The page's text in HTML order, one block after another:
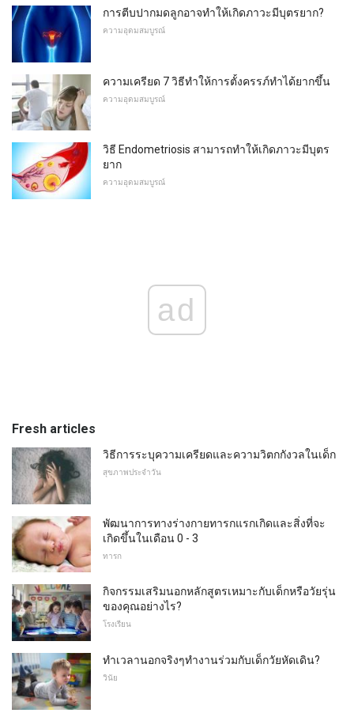
การตีบปากมดลูกอาจทำให้เกิดภาวะมีบุตรยาก?
ความอุดมสมบูรณ์
ความเครียด 7 วิธีทำให้การตั้งครรภ์ทำได้ยากขึ้น
ความอุดมสมบูรณ์
วิธี Endometriosis สามารถทำให้เกิดภาวะมีบุตร
ยาก
ความอุดมสมบูรณ์
ad
Fresh articles
วิธีการระบุความเครียดและความวิตกกังวลในเด็ก
สุขภาพประจำวัน
พัฒนาการทางร่างกายทารกแรกเกิดและสิ่งที่จะ
เกิดขึ้นในเดือน 0 - 3
ทารก
กิจกรรมเสริมนอกหลักสูตรเหมาะกับเด็กหรือวัยรุ่น
ของคุณอย่างไร?
โรงเรียน
ทำเวลานอกจริงๆทำงานร่วมกับเด็กวัยหัดเดิน?
วินัย